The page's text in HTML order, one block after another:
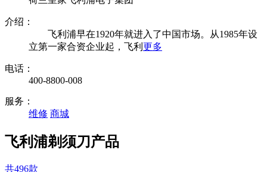
介绍：
飞利浦早在1920年就进入了中国市场。从1985年设
立第一家合资企业起，飞利 更多
电话：
400-8800-008
服务：
维修 商城
飞利浦剃须刀产品
共496款